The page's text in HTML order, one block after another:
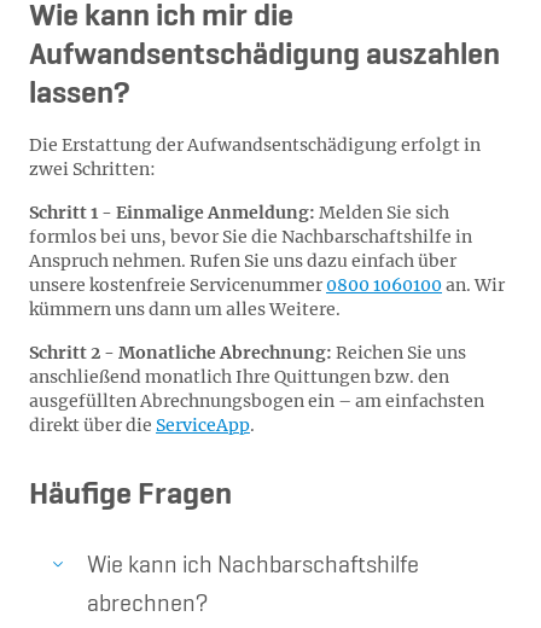
Wie kann ich mir die
Aufwandsentschädigung auszahlen
lassen?
Die Erstattung der Aufwandsentschädigung erfolgt in
zwei Schritten:
Schritt 1 - Einmalige Anmeldung: Melden Sie sich
formlos bei uns, bevor Sie die Nachbarschaftshilfe in
Anspruch nehmen. Rufen Sie uns dazu einfach über
unsere kostenfreie Servicenummer0800 1060100an. Wir
kümmern uns dann um alles Weitere.
Schritt 2 - Monatliche Abrechnung: Reichen Sie uns
anschließend monatlich Ihre Quittungen bzw. den
ausgefüllten Abrechnungsbogen ein – am einfachsten
direkt über die ServiceApp.
Häufige Fragen
Wie kann ich Nachbarschaftshilfe
abrechnen?